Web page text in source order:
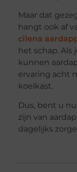
Maar dat
hangt ook af
cilena
het schap. Als
kunnen
ervaring acht
koelkast.
Dus, bent u
zijn van
dagelijks